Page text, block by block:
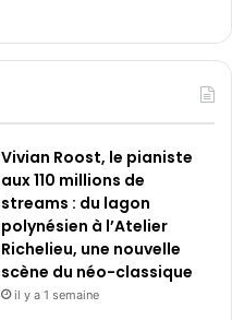
Vivian Roost, le pianiste
aux 110 millions de
streams : du lagon
polynésien à l’Atelier
Richelieu, une nouvelle
scène du néo-classique
il y a 1 semaine